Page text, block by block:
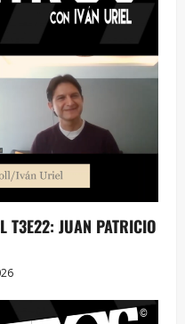
T3E22: JUAN PATRICIO